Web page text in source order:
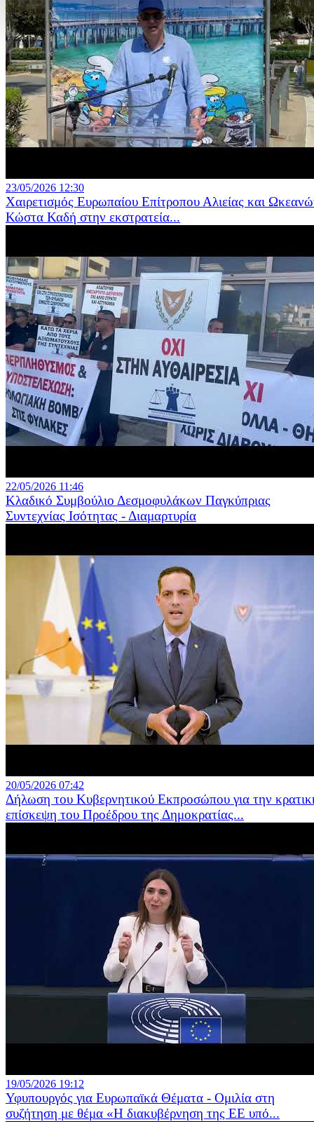
23/05/2026 12:30
Χαιρετισμός Ευρωπαίου Επίτροπου Αλιείας και
Κώστα Καδή στην εκστρατεία...
22/05/2026 11:46
Κλαδικό Συμβούλιο Δεσμοφυλάκων Παγκύπριας
Συντεχνίας Ισότητας - Διαμαρτυρία
20/05/2026 07:42
Δήλωση του Κυβερνητικού Εκπροσώπου για την
επίσκεψη του Προέδρου της Δημοκρατίας...
19/05/2026 19:12
Υφυπουργός για Ευρωπαϊκά Θέματα - Ομιλία στη
συζήτηση με θέμα «Η διακυβέρνηση της ΕΕ υπό...